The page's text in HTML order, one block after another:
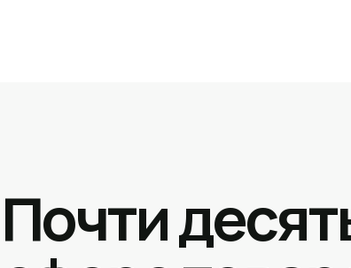
Почти